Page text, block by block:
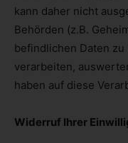
kann daher nicht
Behörden (z.B.
befindlichen Daten
verarbeiten,
haben auf diese
Widerruf Ihrer